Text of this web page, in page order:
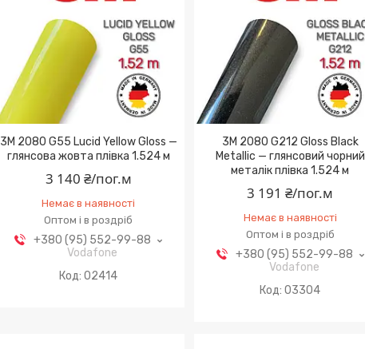
3M 2080 G55 Lucid Yellow Gloss —
глянсова жовта плівка 1.524 м
3 140 ₴/пог.м
Немає в наявності
Оптом і в роздріб
+380 (95) 552-99-88
Vodafone
02414
3M 2080 G212 Gloss Black
Metallic — глянсовий чорний
металік плівка 1.524 м
3 191 ₴/пог.м
Немає в наявності
Оптом і в роздріб
+380 (95) 552-99-88
Vodafone
03304